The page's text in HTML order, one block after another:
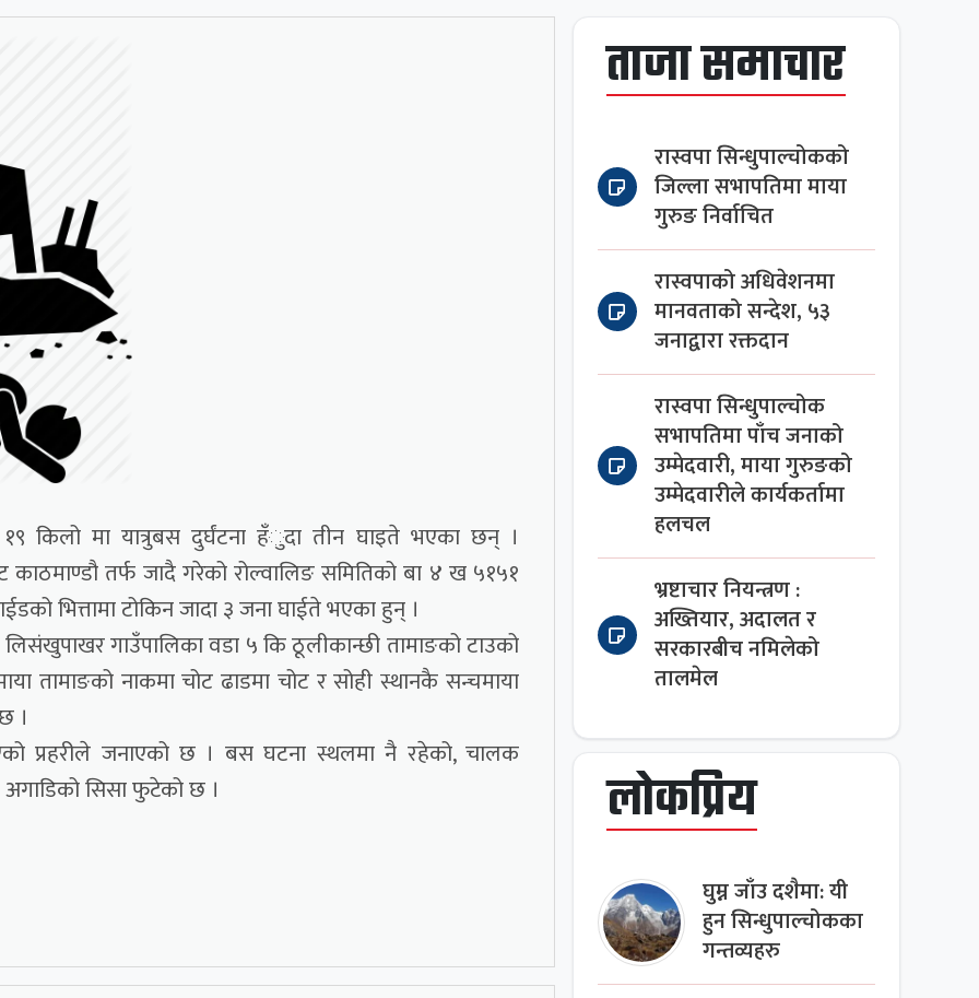
किलो मा यात्रुबस दुर्घंटना हँुदा तीन घाइते भएका छन् ।
तर्फ जादै गरेको रोल्वालिङ समितिको बा ४ ख ५१५१
भित्तामा टोकिन जादा ३ जना घाईते भएका हुन् ।
लिसंखुपाखर गाउँपालिका वडा ५ कि ठूलीकान्छी तामाङको टाउको
तामाङको नाकमा चोट ढाडमा चोट र सोही स्थानकै सन्चमाया
।
प्रहरीले जनाएको छ । बस घटना स्थलमा नै रहेको, चालक
सिसा फुटेको छ ।
ताजा समाचार
रास्वपा सिन्धुपाल्चोकको
जिल्ला सभापतिमा माया
गुरुङ निर्वाचित
रास्वपाको अधिवेशनमा
मानवताको सन्देश, ५३
जनाद्वारा रक्तदान
रास्वपा सिन्धुपाल्चोक
सभापतिमा पाँच जनाको
उम्मेदवारी, माया गुरुङको
उम्मेदवारीले कार्यकर्तामा
हलचल
भ्रष्टाचार नियन्त्रण :
अख्तियार, अदालत र
सरकारबीच नमिलेको
तालमेल
लोकप्रिय
घुम्न जाँउ दशैमा: यी
हुन सिन्धुपाल्चोकका
गन्तव्यहरु